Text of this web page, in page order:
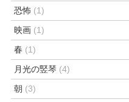
恐怖 (1)
映画 (1)
春 (1)
月光の竪琴 (4)
朝 (3)